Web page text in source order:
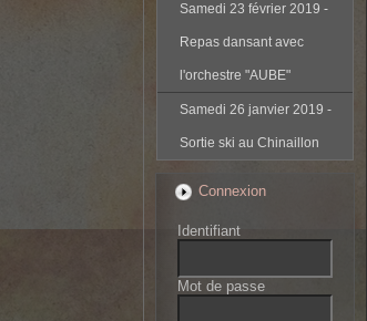
Samedi 23 février 2019 -
Repas dansant avec
l'orchestre "AUBE"
Samedi 26 janvier 2019 -
Sortie ski au Chinaillon
Connexion
Identifiant
Mot de passe